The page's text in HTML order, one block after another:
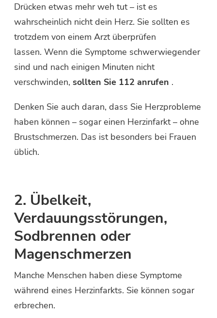
Drücken etwas mehr weh tut – ist es
wahrscheinlich nicht dein Herz. Sie sollten es
trotzdem von einem Arzt überprüfen
lassen. Wenn die Symptome schwerwiegender
sind und nach einigen Minuten nicht
verschwinden, sollten Sie 112 anrufen .
Denken Sie auch daran, dass Sie Herzprobleme
haben können – sogar einen Herzinfarkt – ohne
Brustschmerzen. Das ist besonders bei Frauen
üblich.
2. Übelkeit,
Verdauungsstörungen,
Sodbrennen oder
Magenschmerzen
Manche Menschen haben diese Symptome
während eines Herzinfarkts. Sie können sogar
erbrechen.